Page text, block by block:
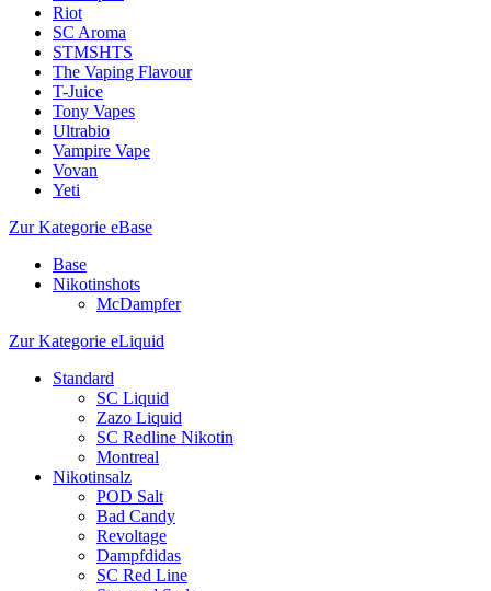
Riot
SC Aroma
STMSHTS
The Vaping Flavour
T-Juice
Tony Vapes
Ultrabio
Vampire Vape
Vovan
Yeti
Zur Kategorie eBase
Base
Nikotinshots
McDampfer
Zur Kategorie eLiquid
Standard
SC Liquid
Zazo Liquid
SC Redline Nikotin
Montreal
Nikotinsalz
POD Salt
Bad Candy
Revoltage
Dampfdidas
SC Red Line